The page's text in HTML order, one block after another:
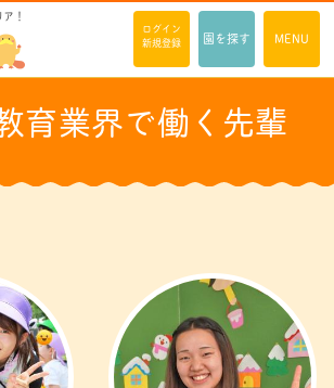
！
ログイン
新規登録
園を探す MENU
育業界で働く先輩